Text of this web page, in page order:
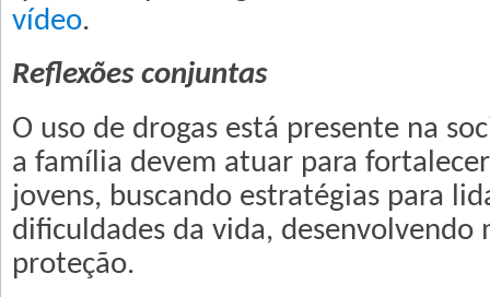
vídeo.
Reflexões conjuntas
O uso de drogas está presente na
a família devem atuar para
jovens, buscando estratégias para
dificuldades da vida, desenvolvendo
proteção.